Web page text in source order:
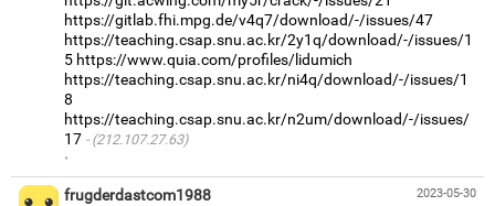
https://gitlab.fhi.mpg.de/v4q7/download/-/issues/47
https://teaching.csap.snu.ac.kr/2y1q/download/-/issues/1
5 https://www.quia.com/profiles/lidumich
https://teaching.csap.snu.ac.kr/ni4q/download/-/issues/1
8
https://teaching.csap.snu.ac.kr/n2um/download/-/issues/
17
(212.107.27.63)
·
2023-05-30
frugderdastcom1988